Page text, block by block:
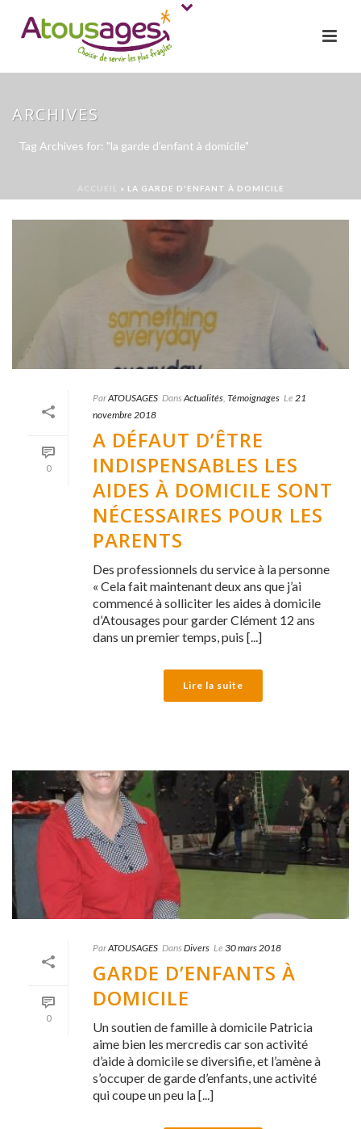
ARCHIVES
Tag Archives for: "la garde d’enfant à domicile"
ACCUEIL » LA GARDE D'ENFANT À DOMICILE
0
ParATOUSAGES DansActualités Témoignages Le 21
novembre 2018
A DÉFAUT D’ÊTRE
INDISPENSABLES LES
AIDES À DOMICILE SONT
NÉCESSAIRES POUR LES
PARENTS
Des professionnels du service à la personne
« Cela fait maintenant deux ans que j’ai
commencé à solliciter les aides à domicile
d’Atousages pour garder Clément 12 ans
dans un premier temps, puis [...]
Lire la suite
0
ParATOUSAGES DansDivers Le 30 mars 2018
GARDE D’ENFANTS À
DOMICILE
Un soutien de famille à domicile Patricia
aime bien les mercredis car son activité
d’aide à domicile se diversifie, et l’amène à
s’occuper de garde d’enfants, une activité
qui coupe un peu la [...]